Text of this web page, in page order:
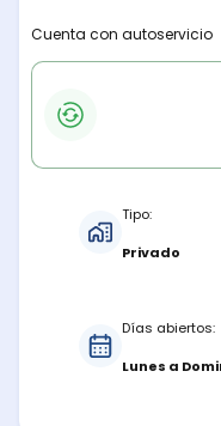
Descripción del
Cuenta con autoservicio
Modalidades de
Tipo:
Privado
Días abiertos:
Lunes a